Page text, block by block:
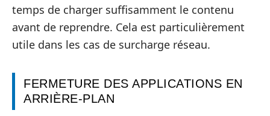
temps de charger suffisamment le contenu
avant de reprendre. Cela est particulièrement
utile dans les cas de surcharge réseau.
FERMETURE DES APPLICATIONS EN
ARRIÈRE-PLAN